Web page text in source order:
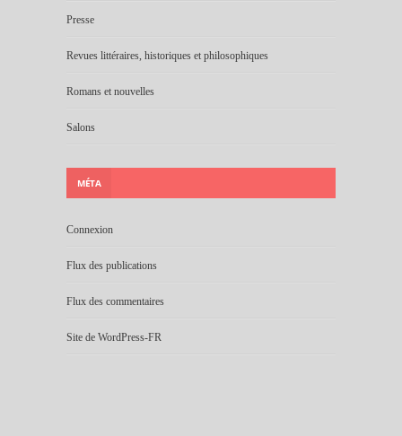
Presse
Revues littéraires, historiques et philosophiques
Romans et nouvelles
Salons
MÉTA
Connexion
Flux des publications
Flux des commentaires
Site de WordPress-FR